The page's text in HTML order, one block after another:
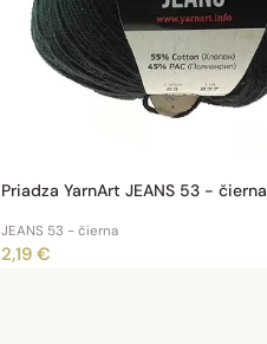
Priadza YarnArt JEANS 53 - čierna
JEANS 53 - čierna
2,19 €